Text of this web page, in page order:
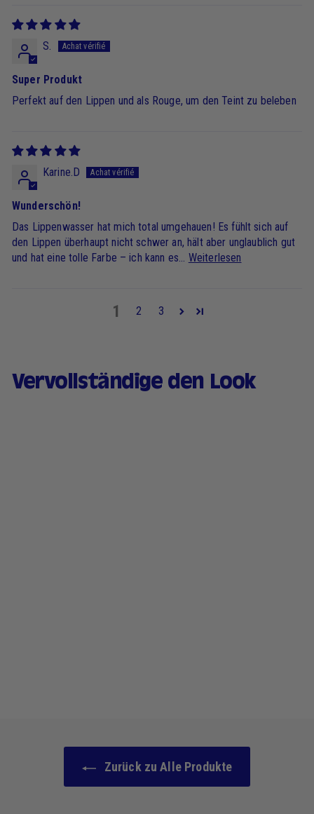
S.
Super Produkt
Perfekt auf den Lippen und als Rouge, um den Teint zu beleben
Karine.D
Wunderschön!
Das Lippenwasser hat mich total umgehauen! Es fühlt sich auf
den Lippen überhaupt nicht schwer an, hält aber unglaublich gut
und hat eine tolle Farbe – ich kann es... Weiterlesen
1 2 3
Vervollständige den Look
Zurück zu Alle Produkte